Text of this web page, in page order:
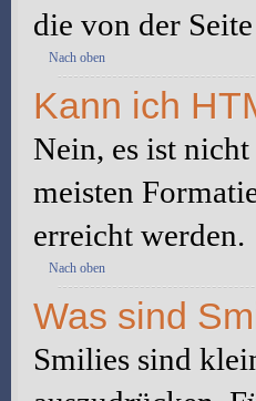
die von der
Nach oben
Kann ich
Nein, es ist
meisten
erreicht werden.
Nach oben
Was sind
Smilies sind